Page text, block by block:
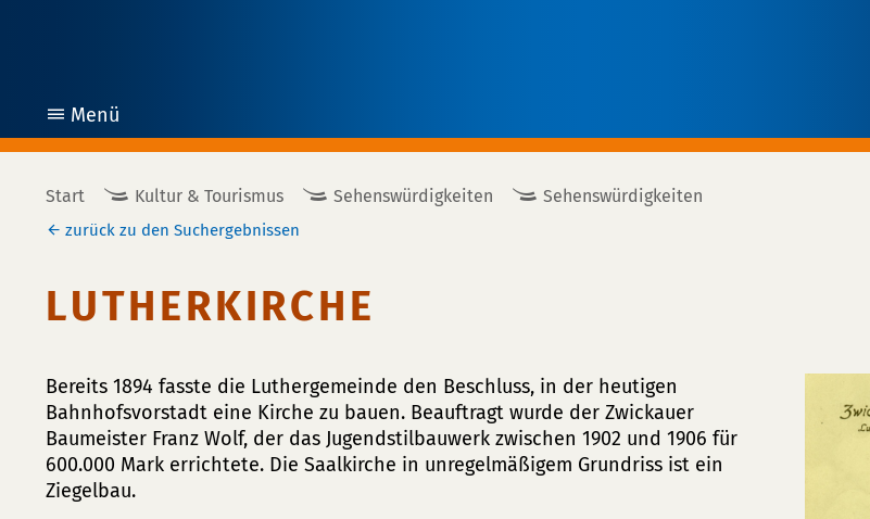
Menü
öffnen
Start Kultur & Tourismus Sehenswürdigkeiten Sehenswürdigkeiten
zurück zu den Suchergebnissen
LUTHERKIRCHE
Bereits 1894 fasste die Luthergemeinde den Beschluss, in der heutigen
Bahnhofsvorstadt eine Kirche zu bauen. Beauftragt wurde der Zwickauer
Baumeister Franz Wolf, der das Jugendstilbauwerk zwischen 1902 und 1906 für
600.000 Mark errichtete. Die Saalkirche in unregelmäßigem Grundriss ist ein
Ziegelbau.